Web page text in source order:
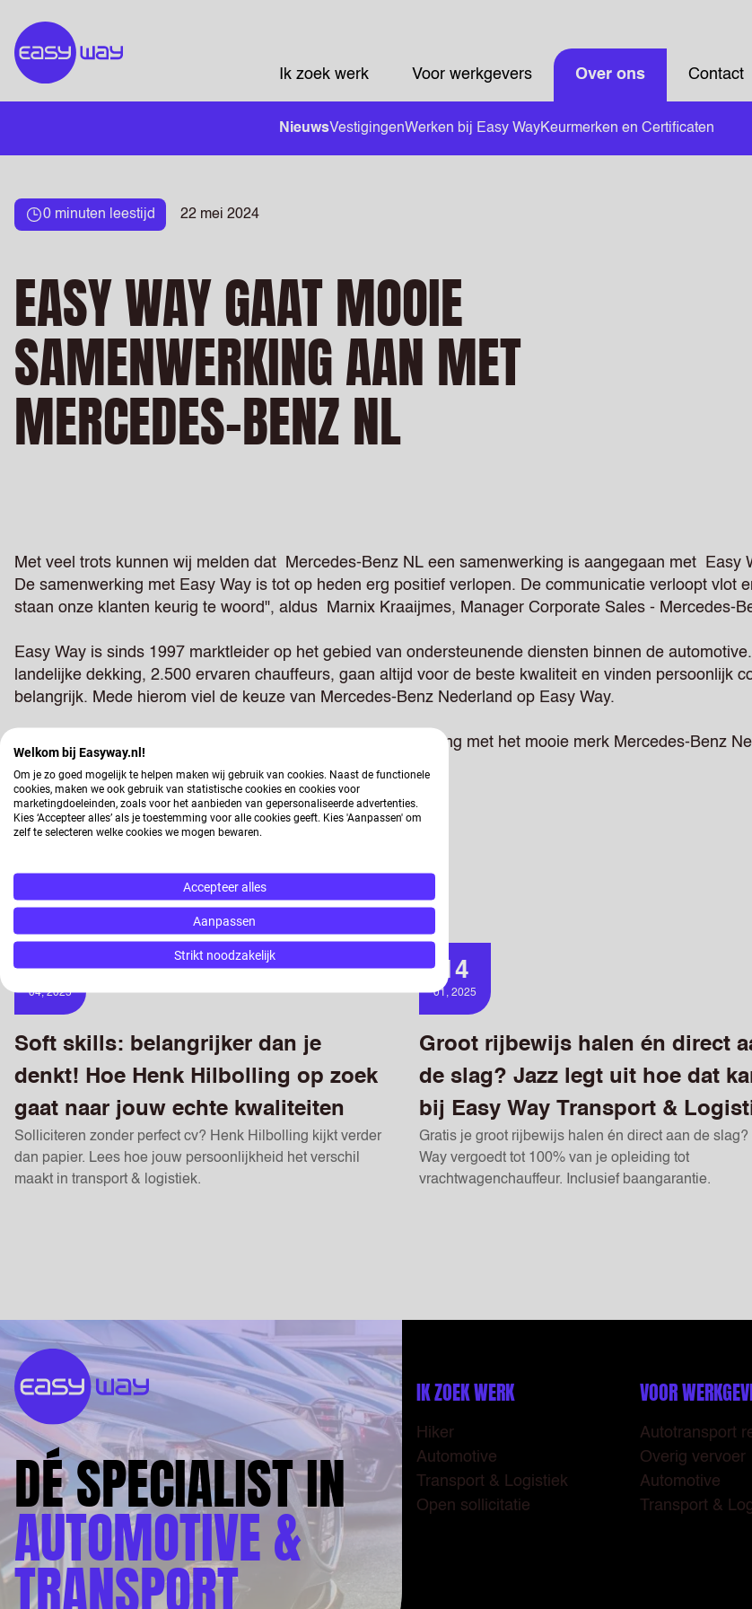
Ik zoek werk Voor werkgevers Over ons
NieuwsVestigingenWerken bij Easy WayKeurmerken en Certificaten
Contact
0 minuten leestijd 22 mei 2024
EASY WAY GAAT MOOIE
SAMENWERKING AAN MET
MERCEDES-BENZ NL
Met veel trots kunnen wij melden dat Mercedes-Benz NL een samenwerking is aangegaan met Easy
De samenwerking met Easy Way is tot op heden erg positief verlopen. De communicatie verloopt vlot
staan onze klanten keurig te woord", aldus
Marnix Kraaijmes, Manager Corporate Sales - Mercedes-
Easy Way is sinds 1997 marktleider op het gebied van ondersteunende diensten binnen de
landelijke dekking, 2.500 ervaren chauffeurs, gaan altijd voor de beste kwaliteit en vinden persoonlijk
belangrijk. Mede hierom viel de keuze van Mercedes-Benz Nederland op Easy Way.
Wij kijken uit naar een prachtige en succesvolle samenwerking met het mooie merk Mercedes-Benz
17
04, 2025
Soft skills: belangrijker dan je
denkt! Hoe Henk Hilbolling op zoek
gaat naar jouw echte kwaliteiten
Solliciteren zonder perfect cv? Henk Hilbolling kijkt verder
dan papier. Lees hoe jouw persoonlijkheid het verschil
maakt in transport & logistiek.
14
01, 2025
Groot rijbewijs halen én direct
de slag? Jazz legt uit hoe dat
bij Easy Way Transport &
Gratis je groot rijbewijs halen én direct aan de slag?
Way vergoedt tot 100% van je opleiding tot
vrachtwagenchauffeur. Inclusief baangarantie.
DÉ SPECIALIST IN
AUTOMOTIVE &
TRANSPORT
IK ZOEK WERK
Hiker
Automotive
Transport & Logistiek
Open sollicitatie
VOOR
Autotransport
Overig vervoer
Automotive
Transport &
Welkom bij Easyway.nl!
Om je zo goed mogelijk te helpen maken wij gebruik van cookies. Naast de functionele
cookies, maken we ook gebruik van statistische cookies en cookies voor
marketingdoeleinden, zoals voor het aanbieden van gepersonaliseerde advertenties.
Kies ‘Accepteer alles’ als je toestemming voor alle cookies geeft. Kies 'Aanpassen' om
zelf te selecteren welke cookies we mogen bewaren.
Accepteer alles
Aanpassen
Strikt noodzakelijk